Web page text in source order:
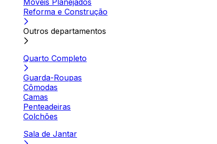
Móveis Planejados
Reforma e Construção
Outros departamentos
Quarto Completo
Guarda-Roupas
Cômodas
Camas
Penteadeiras
Colchões
Sala de Jantar